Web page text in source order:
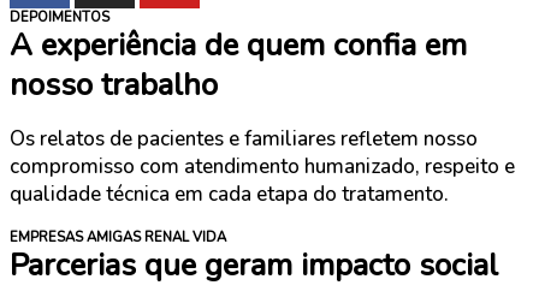
DEPOIMENTOS
A experiência de quem confia em
nosso trabalho
Os relatos de pacientes e familiares refletem nosso
compromisso com atendimento humanizado, respeito e
qualidade técnica em cada etapa do tratamento.
EMPRESAS AMIGAS RENAL VIDA
Parcerias que geram impacto social